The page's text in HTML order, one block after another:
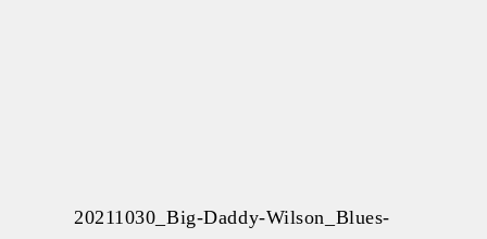
20211030_Big-Daddy-Wilson_Blues-